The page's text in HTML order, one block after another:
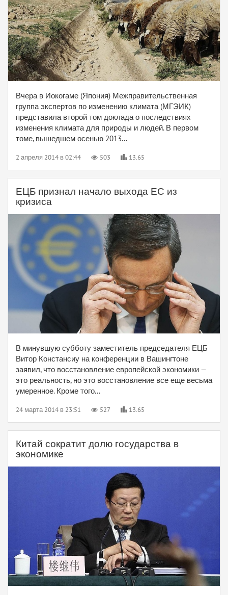
Вчера в Иокогаме (Япония) Межправительственная
группа экспертов по изменению климата (МГЭИК)
представила второй том доклада о последствиях
изменения климата для природы и людей. В первом
томе, вышедшем осенью 2013...
2 апреля 2014 в 02:44 503 13.65
ЕЦБ признал начало выхода ЕС из
кризиса
В минувшую субботу заместитель председателя ЕЦБ
Витор Констансиу на конференции в Вашингтоне
заявил, что восстановление европейской экономики —
это реальность, но это восстановление все еще весьма
умеренное. Кроме того...
24 марта 2014 в 23:51 527 13.65
Китай сократит долю государства в
экономике